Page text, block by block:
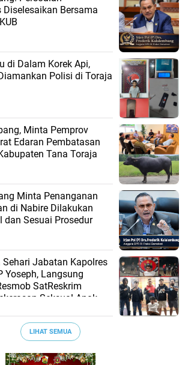
Bersama
di Dalam Korek Api,
Polisi di Toraja
Minta Pemprov
Edaran Pembatasan
Tana Toraja
Minta Penanganan
di Nabire Dilakukan
dan Sesuai Prosedur
Sehari Jabatan Kapolres
Yoseph, Langsung
SatReskrim
Seksual Anak
LIHAT SEMUA